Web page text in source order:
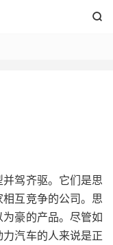

驾齐驱。它们是思
互竞争的公司。思
豪的产品。尽管如
汽车的人来说是正